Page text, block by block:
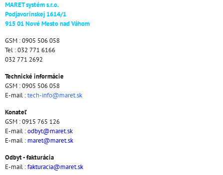
MARET systém s.r.o.
Podjavorinskej 1614/1
915 01 Nové Mesto nad Váhom
GSM : 0905 506 058
Tel : 032 771 6166
032 771 2692
Technické informácie
GSM : 0905 506 058
E-mail :tech-info@maret.sk
Konateľ
GSM : 0915 765 126
E-mail :odbyt@maret.sk
E-mail : maret@maret.sk
Odbyt - fakturácia
E-mail :fakturacia@maret.sk